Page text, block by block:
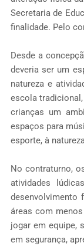
Secretaria de
finalidade. Pelo
Desde a
deveria ser um
natureza e
escola
crianças um
espaços para
esporte, à
No contraturno,
atividades
áreas com
jogar em equipe,
em segurança,